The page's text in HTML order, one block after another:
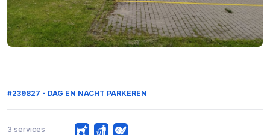
#239827 - DAG EN NACHT PARKEREN
3 services